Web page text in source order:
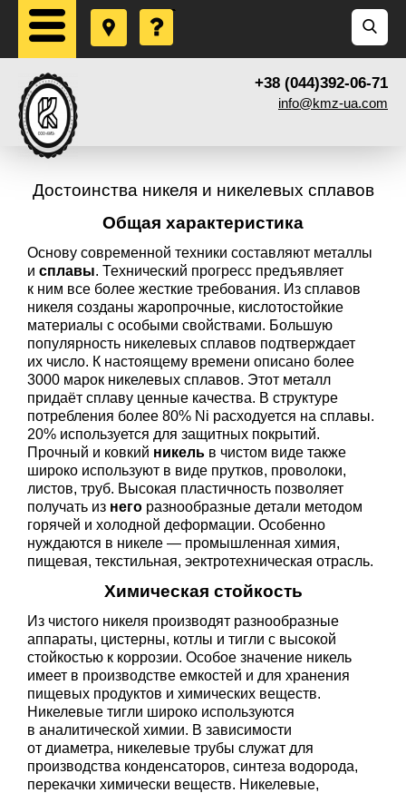
+38 (044)392-06-71
info@kmz-ua.com
Достоинства никеля и никелевых сплавов
Общая характеристика
Основу современной техники составляют металлы
и сплавы. Технический прогресс предъявляет
к ним все более жесткие требования. Из сплавов
никеля созданы жаропрочные, кислотостойкие
материалы с особыми свойствами. Большую
популярность никелевых сплавов подтверждает
их число. К настоящему времени описано более
3000 марок никелевых сплавов. Этот металл
придаёт сплаву ценные качества. В структуре
потребления более 80% Ni расходуется на сплавы.
20% используется для защитных покрытий.
Прочный и ковкий никель в чистом виде также
широко используют в виде прутков, проволоки,
листов, труб. Высокая пластичность позволяет
получать из него разнообразные детали методом
горячей и холодной деформации. Особенно
нуждаются в никеле — промышленная химия,
пищевая, текстильная, эектротехническая отрасль.
Химическая стойкость
Из чистого никеля производят разнообразные
аппараты, цистерны, котлы и тигли с высокой
стойкостью к коррозии. Особое значение никель
имеет в производстве емкостей и для хранения
пищевых продуктов и химических веществ.
Никелевые тигли широко используются
в аналитической химии. В зависимости
от диаметра, никелевые трубы служат для
производства конденсаторов, синтеза водорода,
перекачки химически веществ. Никелевые,